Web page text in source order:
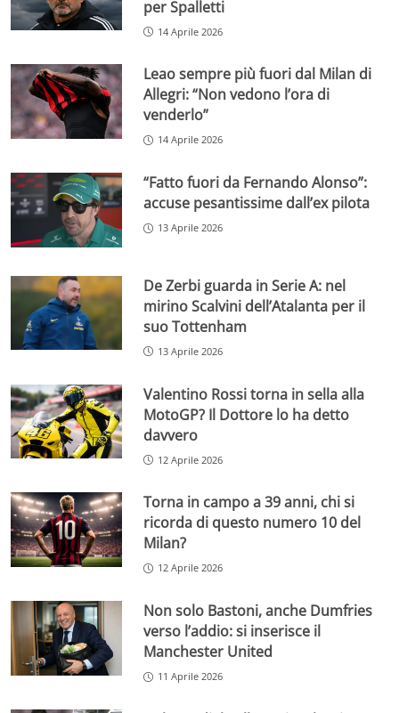
per Spalletti
14 Aprile 2026
Leao sempre più fuori dal Milan di
Allegri: “Non vedono l’ora di
venderlo”
14 Aprile 2026
“Fatto fuori da Fernando Alonso”:
accuse pesantissime dall’ex pilota
13 Aprile 2026
De Zerbi guarda in Serie A: nel
mirino Scalvini dell’Atalanta per il
suo Tottenham
13 Aprile 2026
Valentino Rossi torna in sella alla
MotoGP? Il Dottore lo ha detto
davvero
12 Aprile 2026
Torna in campo a 39 anni, chi si
ricorda di questo numero 10 del
Milan?
12 Aprile 2026
Non solo Bastoni, anche Dumfries
verso l’addio: si inserisce il
Manchester United
11 Aprile 2026